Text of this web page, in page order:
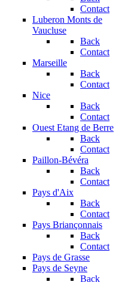
Contact
Luberon Monts de
Vaucluse
Back
Contact
Marseille
Back
Contact
Nice
Back
Contact
Ouest Etang de Berre
Back
Contact
Paillon-Bévéra
Back
Contact
Pays d'Aix
Back
Contact
Pays Briançonnais
Back
Contact
Pays de Grasse
Pays de Seyne
Back